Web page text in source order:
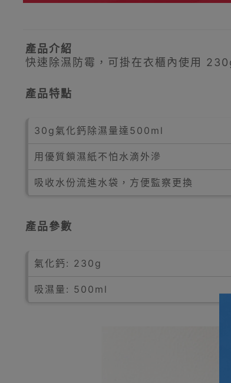
產品介紹
快速除濕防霉，可掛在衣櫃內使用
產品特點
30g氣化鈣除濕量達500ml
用優質鎖濕紙不怕水滴外滲
吸收水份流進水袋，方便監察更換
產品參數
氣化鈣: 230g
吸濕量: 500ml